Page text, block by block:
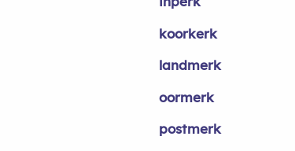
koorkerk
landmerk
oormerk
postmerk